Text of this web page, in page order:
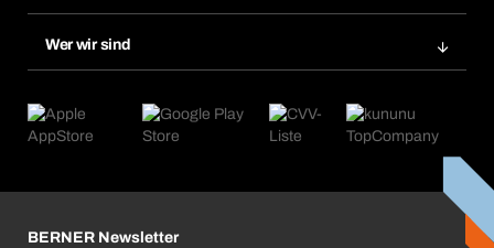
Nachbestellungen
Abo-Funktion
Chemical Safety Management
eProcurement
Produktfinder
Kataloge & Broschüren
Wer wir sind
Was uns antreibt
BERNER Newsletter